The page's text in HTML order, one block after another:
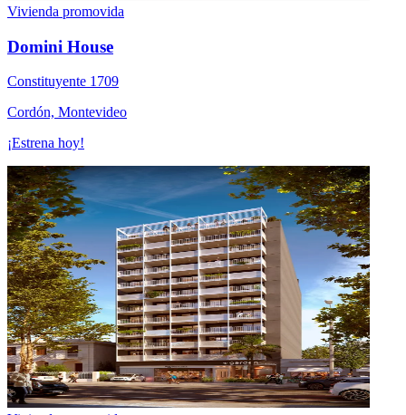
Vivienda promovida
Domini House
Constituyente 1709
Cordón, Montevideo
¡Estrena hoy!